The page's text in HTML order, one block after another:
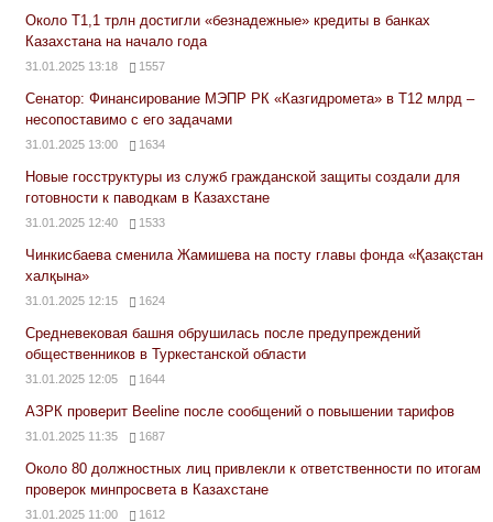
Около Т1,1 трлн достигли «безнадежные» кредиты в банках
Казахстана на начало года
31.01.2025 13:18 1557
Сенатор: Финансирование МЭПР РК «Казгидромета» в Т12 млрд –
несопоставимо с его задачами
31.01.2025 13:00 1634
Новые госструктуры из служб гражданской защиты создали для
готовности к паводкам в Казахстане
31.01.2025 12:40 1533
Чинкисбаева сменила Жамишева на посту главы фонда «Қазақстан
халқына»
31.01.2025 12:15 1624
Средневековая башня обрушилась после предупреждений
общественников в Туркестанской области
31.01.2025 12:05 1644
АЗРК проверит Beeline после сообщений о повышении тарифов
31.01.2025 11:35 1687
Около 80 должностных лиц привлекли к ответственности по итогам
проверок минпросвета в Казахстане
31.01.2025 11:00 1612